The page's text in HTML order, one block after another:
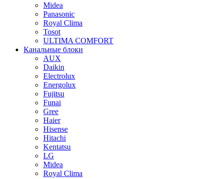
Midea
Panasonic
Royal Clima
Tosot
ULTIMA COMFORT
Канальные блоки
AUX
Dаikin
Electrolux
Energolux
Fujitsu
Funai
Gree
Haier
Hisense
Hitachi
Kentatsu
LG
Midea
Royal Clima